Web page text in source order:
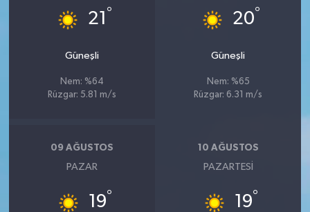
21 °
Güneşli
Nem: %64
Rüzgar: 5.81 m/s
20°
Güneşli
Nem: %65
Rüzgar: 6.31 m/s
09 AĞUSTOS
PAZAR
19°
10 AĞUSTOS
PAZARTESI
19°